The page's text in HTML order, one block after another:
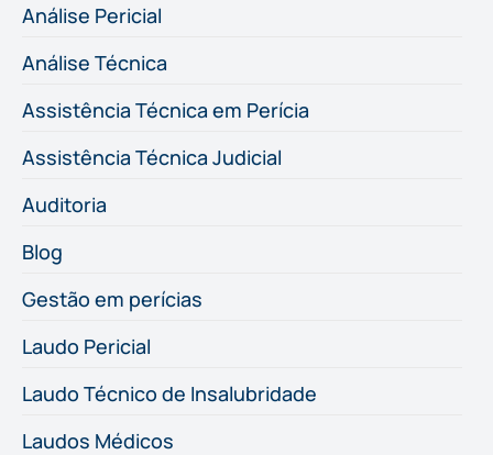
Análise Pericial
Análise Técnica
Assistência Técnica em Perícia
Assistência Técnica Judicial
Auditoria
Blog
Gestão em perícias
Laudo Pericial
Laudo Técnico de Insalubridade
Laudos Médicos